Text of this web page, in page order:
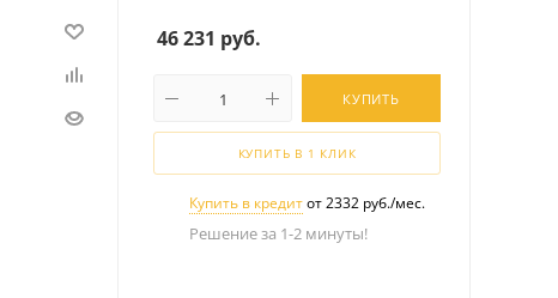
46 231 руб.
КУПИТЬ
КУПИТЬ В 1 КЛИК
Купить в кредитот 2332 руб./мес.
Решение за 1-2 минуты!